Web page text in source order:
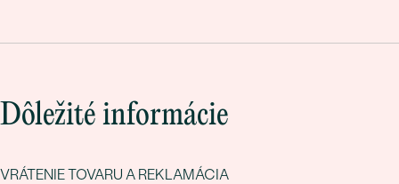
Dôležité informácie
VRÁTENIE TOVARU A REKLAMÁCIA